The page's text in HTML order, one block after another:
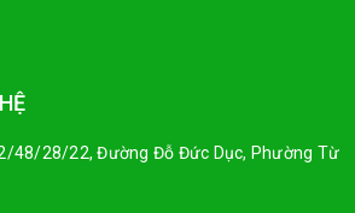
48/28/22, Đường Đỗ Đức Dục, Phường Từ